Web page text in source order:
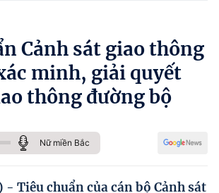
sách
sống
Cảnh sát giao thông
minh, giải quyết
thông đường bộ
Nữ miền Bắc
Tiêu chuẩn của cán bộ Cảnh sát